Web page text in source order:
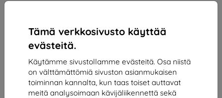
Tämä verkkosivusto käyttää
evästeitä.
Käytämme sivustollamme evästeitä. Osa niistä
on välttämättömiä sivuston asianmukaisen
toiminnan kannalta, kun taas toiset auttavat
meitä analysoimaan kävijäliikennettä sekä
3MK Silver Protect+ Realme 8 Wet-mounted
Antimicrobial film
Realme 8